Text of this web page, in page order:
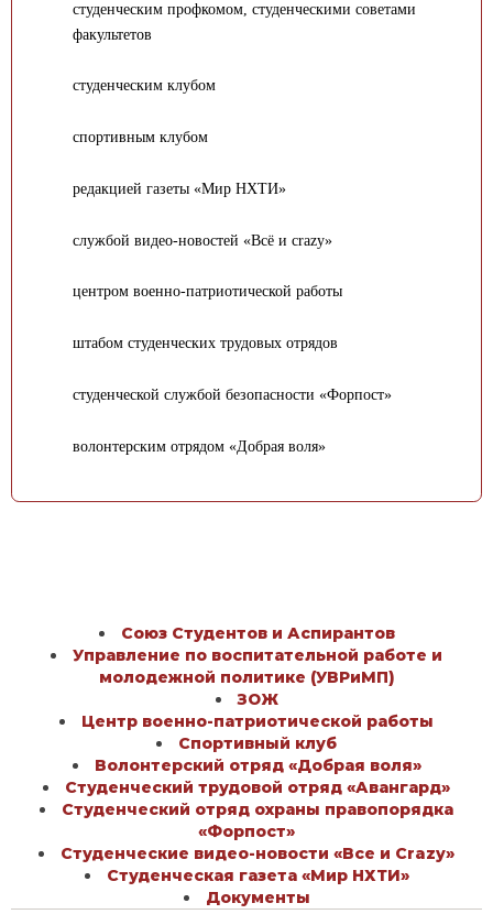
студенческим профкомом, студенческими советами
факультетов
студенческим клубом
спортивным клубом
редакцией газеты «Мир НХТИ»
службой видео-новостей «Всё и crazy»
центром военно-патриотической работы
штабом студенческих трудовых отрядов
студенческой службой безопасности «Форпост»
волонтерским отрядом «Добрая воля»
Союз Студентов и Аспирантов
Управление по воспитательной работе и
молодежной политике (УВРиМП)
ЗОЖ
Центр военно-патриотической работы
Спортивный клуб
Волонтерский отряд «Добрая воля»
Студенческий трудовой отряд «Авангард»
Студенческий отряд охраны правопорядка
«Форпост»
Студенческие видео-новости «Все и Crazy»
Студенческая газета «Мир НХТИ»
Документы